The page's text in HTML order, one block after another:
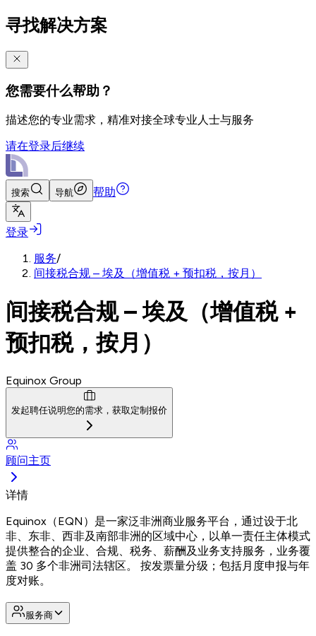
寻找解决方案
您需要什么帮助？
描述您的专业需求，精准对接全球专业人士与服务
请在登录后继续
搜索 导航 帮助
登录
服务/
间接税合规 – 埃及（增值税 + 预扣税，按月）
间接税合规 – 埃及（增值税 +
预扣税，按月）
Equinox Group
发起聘任说明您的需求，获取定制报价
顾问主页
详情
Equinox（EQN）是一家泛非洲商业服务平台，通过设于北
非、东非、西非及南部非洲的区域中心，以单一责任主体模式
提供整合的企业、合规、税务、薪酬及业务支持服务，业务覆
盖 30 多个非洲司法辖区。 按发票量分级；包括月度申报与年
度对账。
服务商